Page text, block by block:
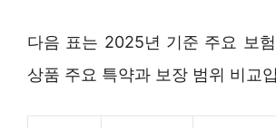
다음 표는 2025년 기준 주요 보
상품 주요 특약과 보장 범위 비교